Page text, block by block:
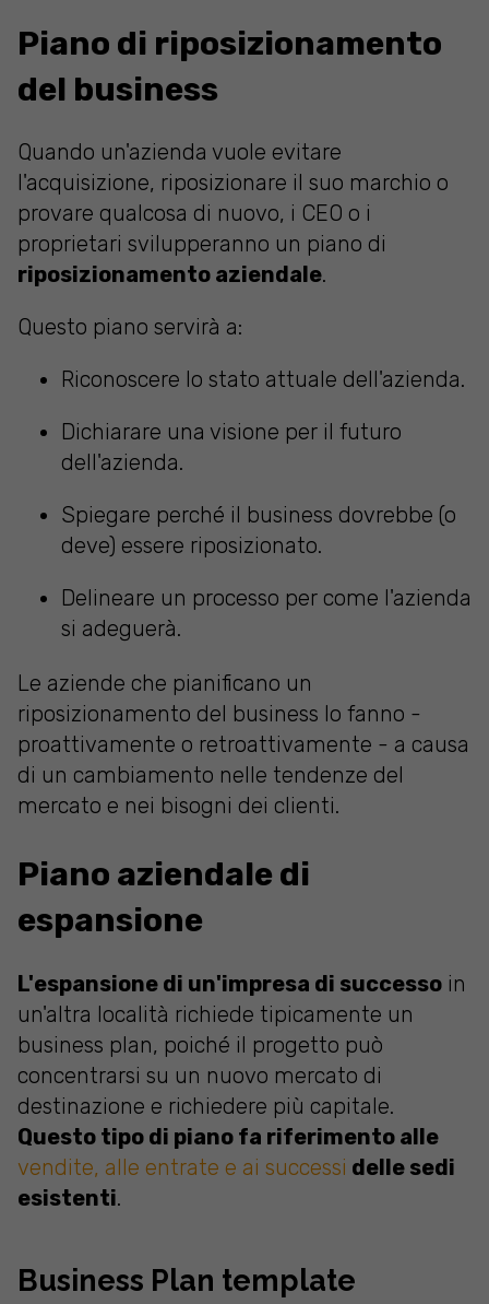
Piano di riposizionamento
del business
Quando un'azienda vuole evitare
l'acquisizione, riposizionare il suo marchio o
provare qualcosa di nuovo, i CEO o i
proprietari svilupperanno un piano di
riposizionamento aziendale.
Questo piano servirà a:
Riconoscere lo stato attuale dell'azienda.
Dichiarare una visione per il futuro
dell'azienda.
Spiegare perché il business dovrebbe (o
deve) essere riposizionato.
Delineare un processo per come l'azienda
si adeguerà.
Le aziende che pianificano un
riposizionamento del business lo fanno -
proattivamente o retroattivamente - a causa
di un cambiamento nelle tendenze del
mercato e nei bisogni dei clienti.
Piano aziendale di
espansione
L'espansione di un'impresa di successo in
un'altra località richiede tipicamente un
business plan, poiché il progetto può
concentrarsi su un nuovo mercato di
destinazione e richiedere più capitale.
Questo tipo di piano fa riferimento alle
vendite, alle entrate e ai successi delle sedi
esistenti.
Business Plan template